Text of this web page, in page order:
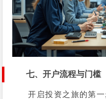
七、开户流程与门槛
开启投资之旅的第